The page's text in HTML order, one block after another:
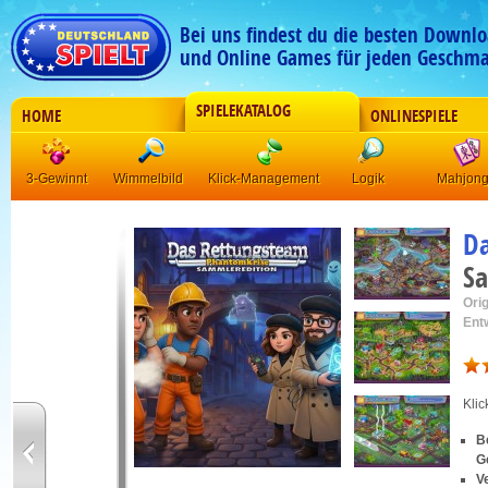
Bei uns findest du die besten
und Online Games für jeden
HOME SPIELEKATALOG ONLINESPIELE
3-Gewinnt Wimmelbild Klick-Management Logik Mahjong